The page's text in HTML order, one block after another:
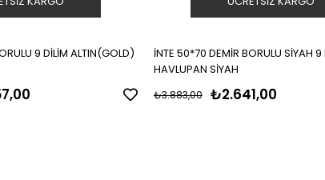
9 DİLİM ALTIN(GOLD)
İNTE 50*70 DEMİR BORULU SİYAH 9
HAVLUPAN SİYAH
₺2.641,00
₺3.883,00